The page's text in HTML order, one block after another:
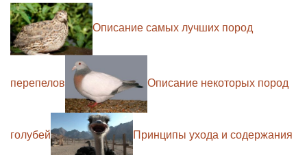
Описание самых лучших пород
перепелов Описание некоторых пород
голубей Принципы ухода и содержания